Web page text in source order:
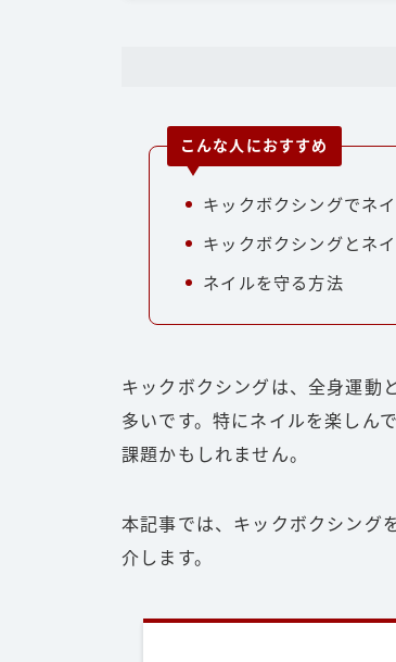
こんな人におすすめ
キックボクシングでネ
キックボクシングとネ
ネイルを守る方法
キックボクシングは、全身運動
多いです。特にネイルを楽しん
課題かもしれません。
本記事では、キックボクシング
介します。